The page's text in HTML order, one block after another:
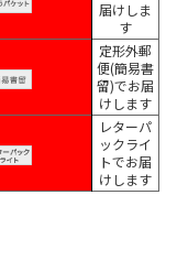
届けしま
す
定形外郵
便(簡易書
留)でお届
けします
レターパ
ックライ
トでお届
けします